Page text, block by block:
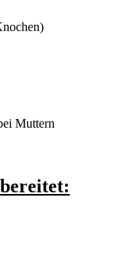
Muttern